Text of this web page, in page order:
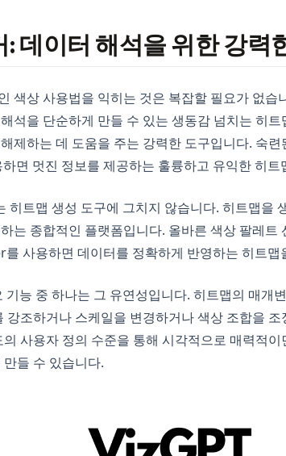
데이터 해석을 위한 강력
색상 사용법을 익히는 것은 복잡할 필요가 없
석을 단순하게 만들 수 있는 생동감 넘치는 히
제하는 데 도움을 주는 강력한 도구입니다. 숙
면 멋진 정보를 제공하는 훌륭하고 유익한 히트
트맵 생성 도구에 그치지 않습니다. 히트맵을
는 종합적인 플랫폼입니다. 올바른 색상 팔레트
사용하면 데이터를 정확하게 반영하는 히트맵
능 중 하나는 그 유연성입니다. 히트맵의 매개
강조하거나 스케일을 변경하거나 색상 조합을
사용자 정의 수준을 통해 시각적으로 매력적
들 수 있습니다.